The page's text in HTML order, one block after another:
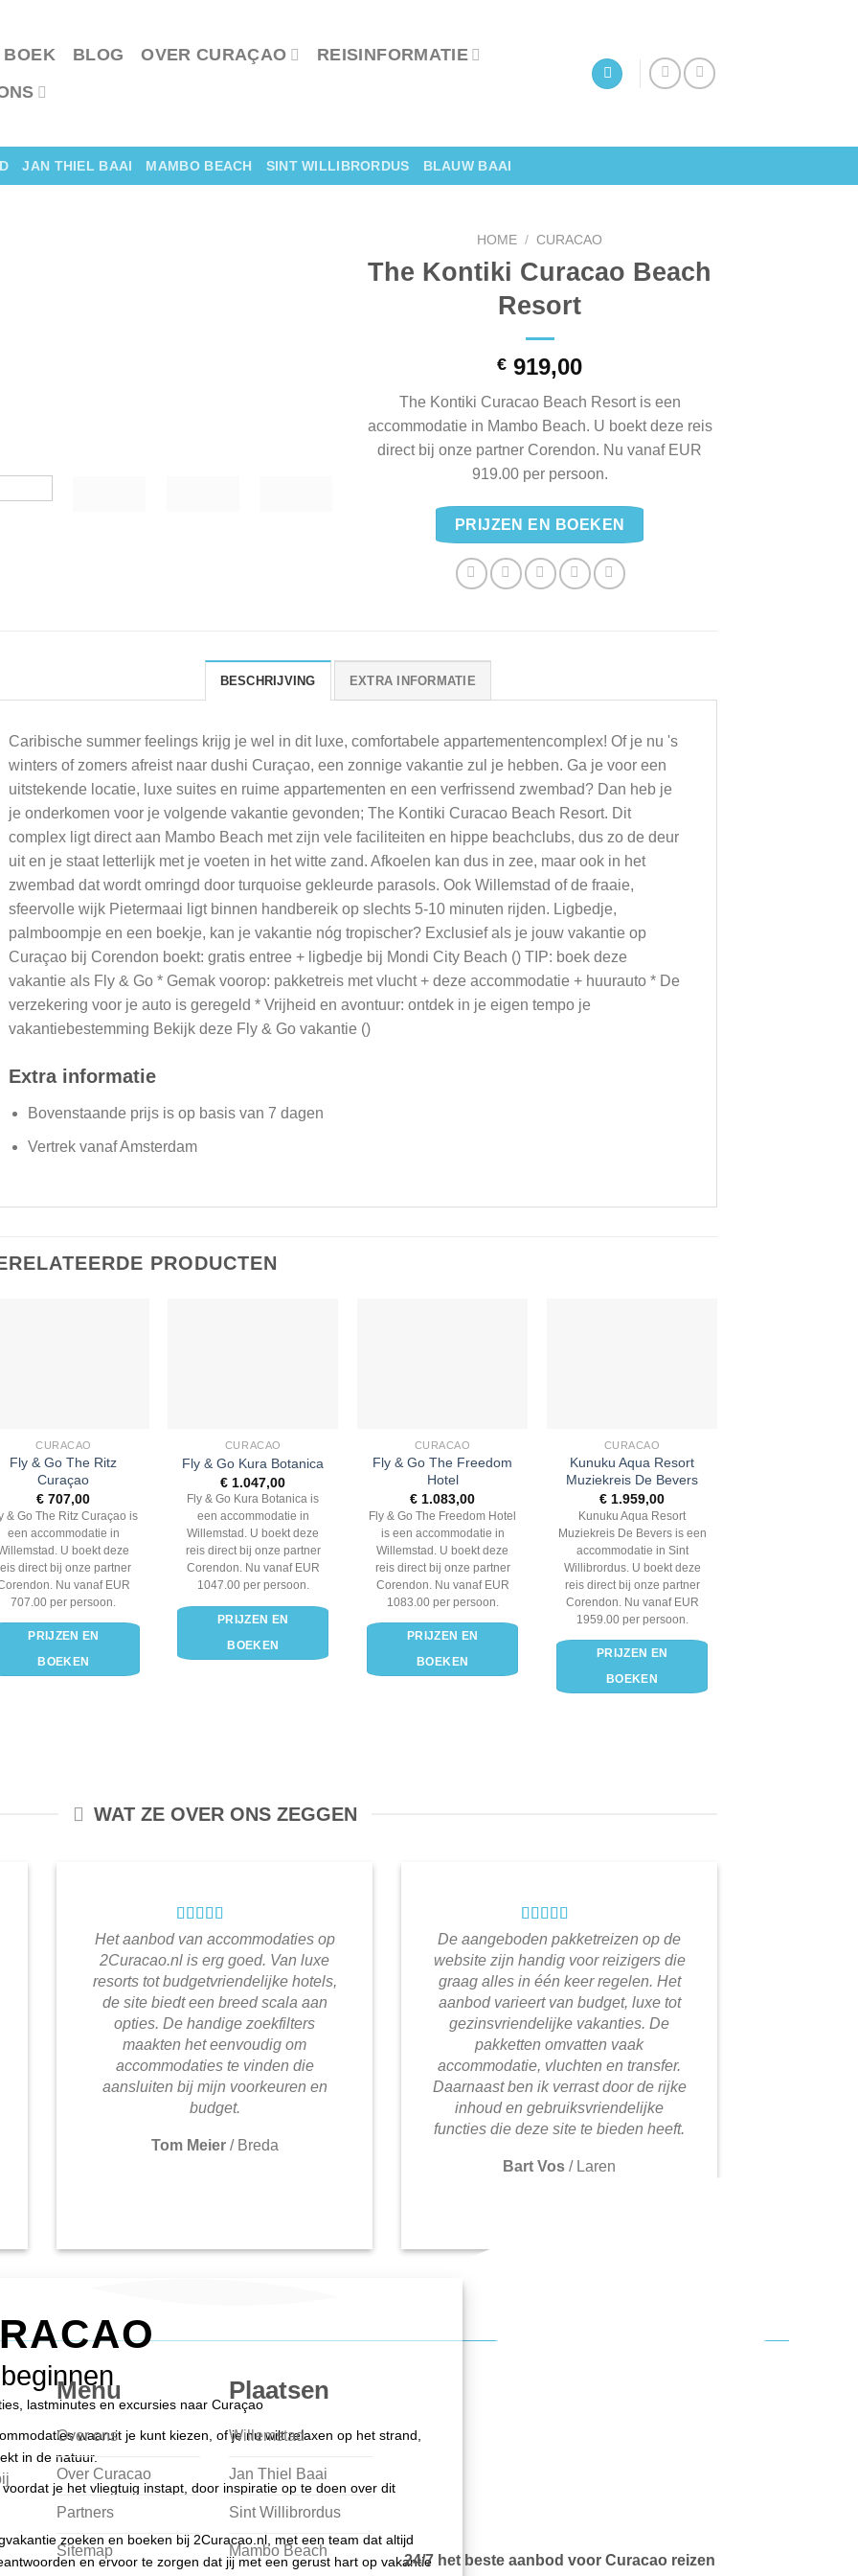
BOEK BLOG OVER CURAÇAO
REISINFORMATIE
JAN THIEL BAAI MAMBO BEACH SINT WILLIBRORDUS BLAUW BAAI
HOME / CURACAO
The Kontiki Curacao Beach
Resort
€ 919,00
The Kontiki Curacao Beach Resort is een
accommodatie in Mambo Beach. U boekt deze reis
direct bij onze partner Corendon. Nu vanaf EUR
919.00 per persoon.
PRIJZEN EN BOEKEN
BESCHRIJVING EXTRA INFORMATIE
Caribische summer feelings krijg je wel in dit luxe, comfortabele appartementencomplex! Of je nu 's
winters of zomers afreist naar dushi Curaçao, een zonnige vakantie zul je hebben. Ga je voor een
uitstekende locatie, luxe suites en ruime appartementen en een verfrissend zwembad? Dan heb je
je onderkomen voor je volgende vakantie gevonden; The Kontiki Curacao Beach Resort. Dit
complex ligt direct aan Mambo Beach met zijn vele faciliteiten en hippe beachclubs, dus zo de deur
uit en je staat letterlijk met je voeten in het witte zand. Afkoelen kan dus in zee, maar ook in het
zwembad dat wordt omringd door turquoise gekleurde parasols. Ook Willemstad of de fraaie,
sfeervolle wijk Pietermaai ligt binnen handbereik op slechts 5-10 minuten rijden. Ligbedje,
palmboompje en een boekje, kan je vakantie nóg tropischer? Exclusief als je jouw vakantie op
Curaçao bij Corendon boekt: gratis entree + ligbedje bij Mondi City Beach () TIP: boek deze
vakantie als Fly & Go * Gemak voorop: pakketreis met vlucht + deze accommodatie + huurauto * De
verzekering voor je auto is geregeld * Vrijheid en avontuur: ontdek in je eigen tempo je
vakantiebestemming Bekijk deze Fly & Go vakantie ()
Extra informatie
Bovenstaande prijs is op basis van 7 dagen
Vertrek vanaf Amsterdam
PRODUCTEN
CURACAO
Fly & Go The Ritz
Curaçao
€ 707,00
& Go The Ritz Curaçao is
een accommodatie in
U boekt deze
direct bij onze partner
Nu vanaf EUR
707.00 per persoon.
PRIJZEN EN
BOEKEN
CURACAO
Fly & Go Kura Botanica
€ 1.047,00
Fly & Go Kura Botanica is
een accommodatie in
Willemstad. U boekt deze
reis direct bij onze partner
Corendon. Nu vanaf EUR
1047.00 per persoon.
PRIJZEN EN
BOEKEN
CURACAO
Fly & Go The Freedom
Hotel
€ 1.083,00
Fly & Go The Freedom Hotel
is een accommodatie in
Willemstad. U boekt deze
reis direct bij onze partner
Corendon. Nu vanaf EUR
1083.00 per persoon.
PRIJZEN EN
BOEKEN
CURACAO
Kunuku Aqua Resort
Muziekreis De Bevers
€ 1.959,00
Kunuku Aqua Resort
Muziekreis De Bevers is een
accommodatie in Sint
Willibrordus. U boekt deze
reis direct bij onze partner
Corendon. Nu vanaf EUR
1959.00 per persoon.
PRIJZEN EN
BOEKEN
WAT ZE OVER ONS ZEGGEN
Het aanbod van accommodaties op
2Curacao.nl is erg goed. Van luxe
resorts tot budgetvriendelijke hotels,
de site biedt een breed scala aan
opties. De handige zoekfilters
maakten het eenvoudig om
accommodaties te vinden die
aansluiten bij mijn voorkeuren en
budget.
Tom Meier / Breda
De aangeboden pakketreizen op de
website zijn handig voor reizigers die
graag alles in één keer regelen. Het
aanbod varieert van budget, luxe tot
gezinsvriendelijke vakanties. De
pakketten omvatten vaak
accommodatie, vluchten en transfer.
Daarnaast ben ik verrast door de rijke
inhoud en gebruiksvriendelijke
functies die deze site te bieden heeft.
Bart Vos / Laren
lastminutes en excursies naar Curaçao
waaruit je kunt kiezen, of je nu wilt relaxen op het strand,
in de natuur.
je het vliegtuig instapt, door inspiratie op te doen over dit
zoeken en boeken bij 2Curacao.nl, met een team dat altijd
en ervoor te zorgen dat jij met een gerust hart op vakantie
Menu
Over ons
Over Curacao
Partners
Sitemap
Plaatsen
Willemstad
Jan Thiel Baai
Sint Willibrordus
Mambo Beach
24/7 het beste aanbod voor Curacao reizen